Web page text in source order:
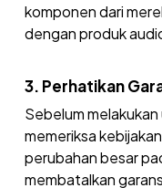
komponen dari
dengan produk
3. Perhatikan
Sebelum
memeriksa
perubahan besar
membatalkan